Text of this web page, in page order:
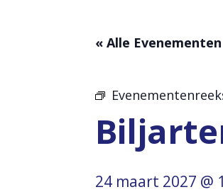
« Alle Evenementen
24 maart 2027 @